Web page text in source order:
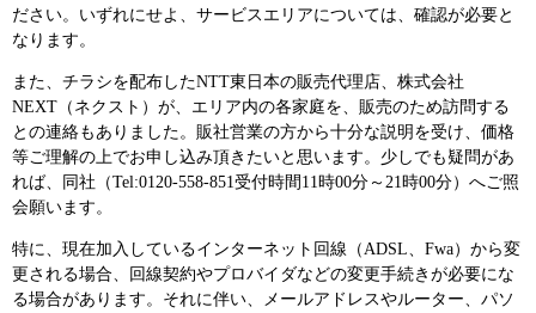
ださい。いずれにせよ、サービスエリアについては、確認が必要と
なります。
また、チラシを配布したNTT東日本の販売代理店、株式会社
NEXT（ネクスト）が、エリア内の各家庭を、販売のため訪問する
との連絡もありました。販社営業の方から十分な説明を受け、価格
等ご理解の上でお申し込み頂きたいと思います。少しでも疑問があ
れば、同社（Tel:0120-558-851受付時間11時00分～21時00分）へご照
会願います。
特に、現在加入しているインターネット回線（ADSL、Fwa）から変
更される場合、回線契約やプロバイダなどの変更手続きが必要にな
る場合があります。それに伴い、メールアドレスやルーター、パソ